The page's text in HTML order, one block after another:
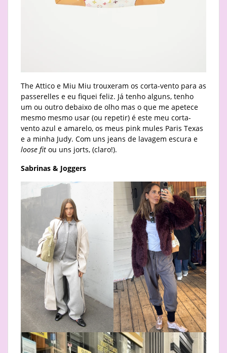
The Attico e Miu Miu trouxeram os corta-vento para as
passerelles e eu fiquei feliz. Já tenho alguns, tenho
um ou outro debaixo de olho mas o que me apetece
mesmo mesmo usar (ou repetir) é este meu corta-
vento azul e amarelo, os meus pink mules Paris Texas
e a minha Judy. Com uns jeans de lavagem escura e
loose fit ou uns jorts, (claro!).
Sabrinas & Joggers